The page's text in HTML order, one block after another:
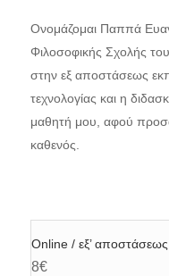
Ονομάζομαι Παππά
Φιλοσοφικής Σχολής
στην εξ αποστάσεως
τεχνολογίας και η
μαθητή μου, αφού
καθενός.
Online / εξ’ αποστάσεως
8€